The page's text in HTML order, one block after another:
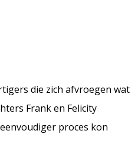
die zich afvroegen wat
Frank en Felicity
proces kon